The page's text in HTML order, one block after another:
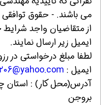
می باشند. - حقوق توافقی
از متقاضیان واجد
ایمیل زیر ارسال نمایند.
لطفا مبلغ درخواستی در
ایمیل :
آدرس(محل کار) : استان
بروجن